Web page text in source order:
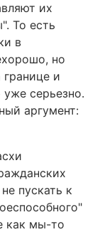
их
То есть
в
но
и
серьезно.
аргумент:
пускать к
как мы-то